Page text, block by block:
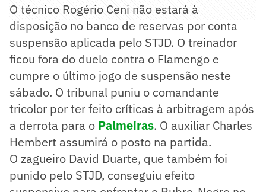
O técnico Rogério Ceni não estará à
disposição no banco de reservas por conta
suspensão aplicada pelo STJD. O treinador
ficou fora do duelo contra o Flamengo e
cumpre o último jogo de suspensão neste
sábado. O tribunal puniu o comandante
tricolor por ter feito críticas à arbitragem após
a derrota para o Palmeiras. O auxiliar Charles
Hembert assumirá o posto na partida.
O zagueiro David Duarte, que também foi
punido pelo STJD, conseguiu efeito